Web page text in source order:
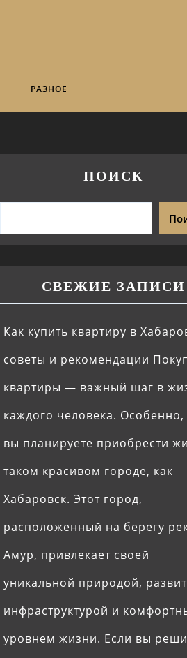
РАЗНОЕ
ПОИСК
СВЕЖИЕ ЗАПИСИ
Как купить квартиру в
советы и рекомендации
квартиры — важный шаг в
каждого человека. Особенно,
вы планируете приобрести
таком красивом городе, как
Хабаровск. Этот город,
расположенный на берегу
Амур, привлекает своей
уникальной природой,
инфраструктурой и
уровнем жизни. Если вы